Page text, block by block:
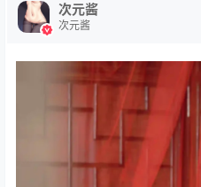
次元酱
次元酱